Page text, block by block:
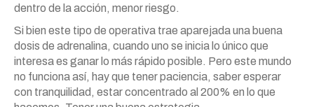
dentro de la acción, menor riesgo.
Si bien este tipo de operativa trae aparejada una buena
dosis de adrenalina, cuando uno se inicia lo único que
interesa es ganar lo más rápido posible. Pero este mundo
no funciona así, hay que tener paciencia, saber esperar
con tranquilidad, estar concentrado al 200% en lo que